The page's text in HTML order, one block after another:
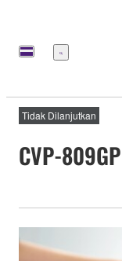
Menu
Tidak Dilanjutkan
CVP-809GP